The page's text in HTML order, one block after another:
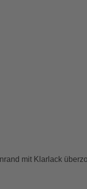
mit Klarlack